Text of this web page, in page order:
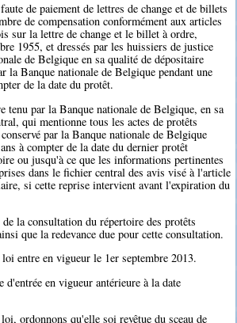
de paiement de lettres de change et de billets
de compensation conformément aux articles
sur la lettre de change et le billet à ordre,
1955, et dressés par les huissiers de justice
de Belgique en sa qualité de dépositaire
la Banque nationale de Belgique pendant une
de la date du protêt.
tenu par la Banque nationale de Belgique, en sa
qui mentionne tous les actes de protêts
par la Banque nationale de Belgique
à compter de la date du dernier protêt
ou jusqu'à ce que les informations pertinentes
dans le fichier central des avis visé à l'article
si cette reprise intervient avant l'expiration du
la consultation du répertoire des protêts
que la redevance due pour cette consultation.
entre en vigueur le 1er septembre 2013.
d'entrée en vigueur antérieure à la date
ordonnons qu'elle soi revêtue du sceau de